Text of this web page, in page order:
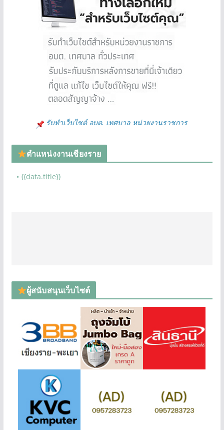
รับทำเว็บไซต์ อบต. เทศบาล หน่วยงานราชการ
ตำแหน่งงานเชียงราย
• {{data.title}}
ผู้สนับสนุนเว็บไซต์